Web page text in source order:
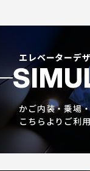
エレベーターデ
かご内装・乗場
こちらよりご利